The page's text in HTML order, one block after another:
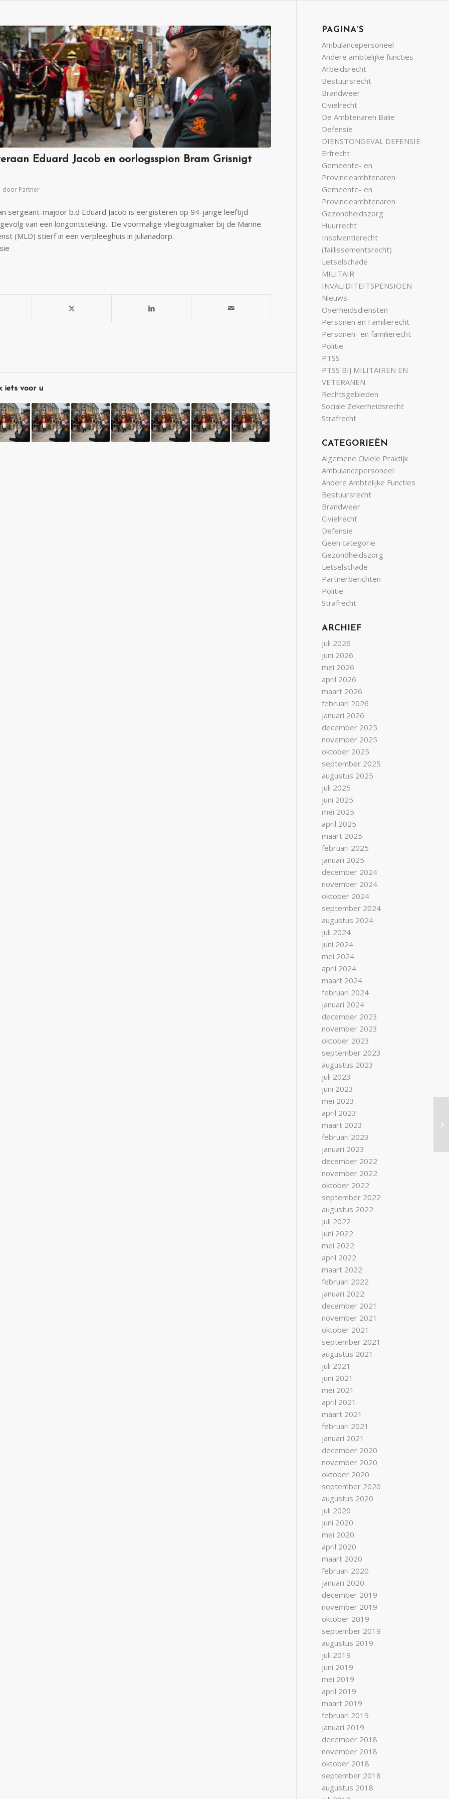
Eduard Jacob en oorlogsspion Bram Grisnigt
door Partner
sergeant-majoor b.d Eduard Jacob is eergisteren op 94-jarige leeftijd
van een longontsteking. De voormalige vliegtuigmaker bij de Marine
(MLD) stierf in een verpleeghuis in Julianadorp.
iets voor u
PAGINA’S
Ambulancepersoneel
Andere ambtelijke functies
Arbeidsrecht
Bestuursrecht
Brandweer
Civielrecht
De Ambtenaren Balie
Defensie
DIENSTONGEVAL DEFENSIE
Erfrecht
Gemeente- en
Provincieambtenaren
Gemeente- en
Provincieambtenaren
Gezondheidszorg
Huurrecht
Insolventierecht
(faillissementsrecht)
Letselschade
MILITAIR
INVALIDITEITSPENSIOEN
Nieuws
Overheidsdiensten
Personen en Familierecht
Personen- en familierecht
Politie
PTSS
PTSS BIJ MILITAIREN EN
VETERANEN
Rechtsgebieden
Sociale Zekerheidsrecht
Strafrecht
CATEGORIEËN
Algemene Civiele Praktijk
Ambulancepersoneel
Andere Ambtelijke Functies
Bestuursrecht
Brandweer
Civielrecht
Defensie
Geen categorie
Gezondheidszorg
Letselschade
Partnerberichten
Politie
Strafrecht
ARCHIEF
juli 2026
juni 2026
mei 2026
april 2026
maart 2026
februari 2026
januari 2026
december 2025
november 2025
oktober 2025
september 2025
augustus 2025
juli 2025
juni 2025
mei 2025
april 2025
maart 2025
februari 2025
januari 2025
december 2024
november 2024
oktober 2024
september 2024
augustus 2024
juli 2024
juni 2024
mei 2024
april 2024
maart 2024
februari 2024
januari 2024
december 2023
november 2023
oktober 2023
september 2023
augustus 2023
juli 2023
juni 2023
mei 2023
april 2023
maart 2023
februari 2023
januari 2023
december 2022
november 2022
oktober 2022
september 2022
augustus 2022
juli 2022
juni 2022
mei 2022
april 2022
maart 2022
februari 2022
januari 2022
december 2021
november 2021
oktober 2021
september 2021
augustus 2021
juli 2021
juni 2021
mei 2021
april 2021
maart 2021
februari 2021
januari 2021
december 2020
november 2020
oktober 2020
september 2020
augustus 2020
juli 2020
juni 2020
mei 2020
april 2020
maart 2020
februari 2020
januari 2020
december 2019
november 2019
oktober 2019
september 2019
augustus 2019
juli 2019
juni 2019
mei 2019
april 2019
maart 2019
februari 2019
januari 2019
december 2018
november 2018
oktober 2018
september 2018
augustus 2018